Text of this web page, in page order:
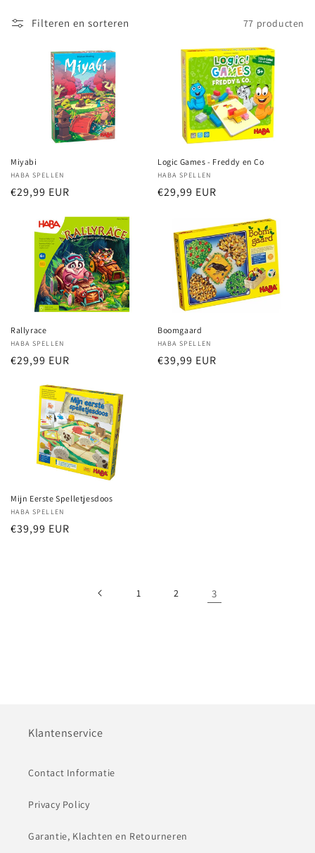
:
Filteren en sorteren 77 producten
Miyabi
Verkoper:
HABA SPELLEN
Normale
€29,99 EUR
Logic Games - Freddy en Co
Verkoper:
HABA SPELLEN
Normale
€29,99 EUR
Rallyrace
Verkoper:
HABA SPELLEN
Normale
€29,99 EUR
Boomgaard
Verkoper:
HABA SPELLEN
Normale
€39,99 EUR
Mijn Eerste Spelletjesdoos
Verkoper:
HABA SPELLEN
Normale
€39,99 EUR
1 2 3
Klantenservice
Contact Informatie
Privacy Policy
Garantie, Klachten en Retourneren